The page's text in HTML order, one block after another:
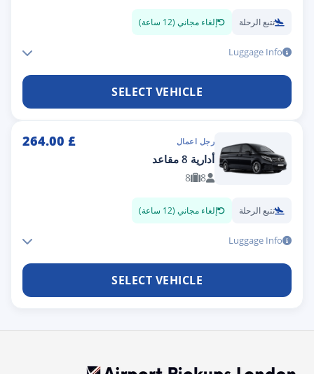
تتبع الرحلة إلغاء مجاني (12 ساعة)
Luggage Info
SELECT VEHICLE
رجل اعمال £
264.00
أدارية 8 مقاعد
8
8
تتبع الرحلة إلغاء مجاني (12 ساعة)
Luggage Info
SELECT VEHICLE